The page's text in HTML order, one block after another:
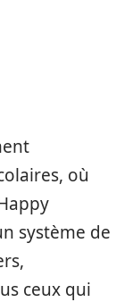
où
système de
ceux qui